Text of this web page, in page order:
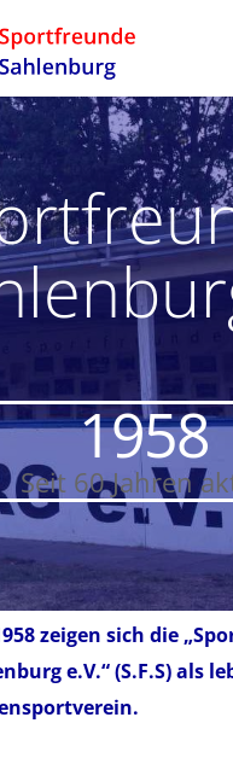
1958
Seit 60 Jahren
zeigen sich die
e.V.“ (S.F.S) als